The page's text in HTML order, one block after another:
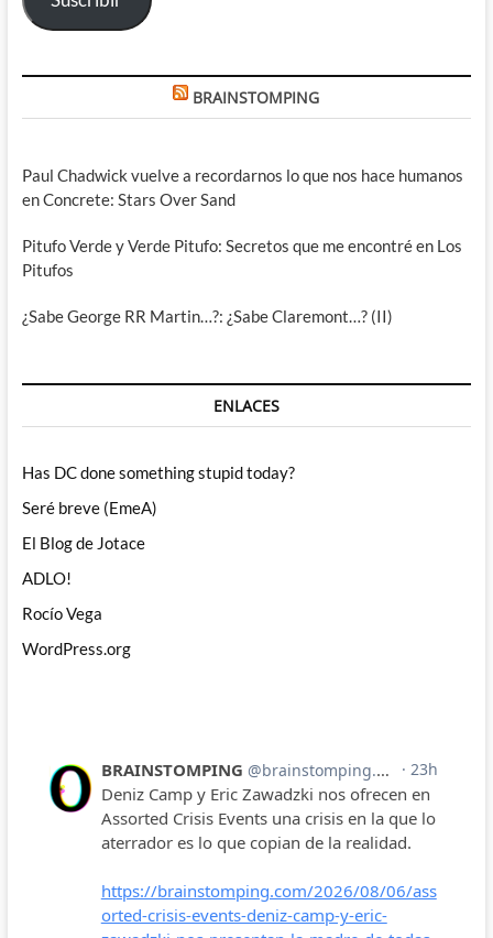
BRAINSTOMPING
Paul Chadwick vuelve a recordarnos lo que nos hace humanos
en Concrete: Stars Over Sand
Pitufo Verde y Verde Pitufo: Secretos que me encontré en Los
Pitufos
¿Sabe George RR Martin…?: ¿Sabe Claremont…? (II)
ENLACES
Has DC done something stupid today?
Seré breve (EmeA)
El Blog de Jotace
ADLO!
Rocío Vega
WordPress.org